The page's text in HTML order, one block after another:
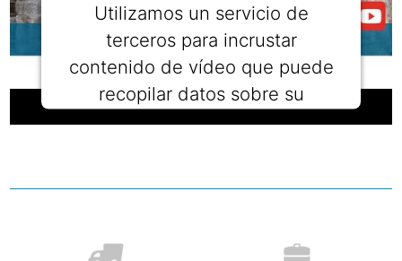
Utilizamos un servicio de
terceros para incrustar
contenido de vídeo que puede
recopilar datos sobre su
actividad. Le rogamos que